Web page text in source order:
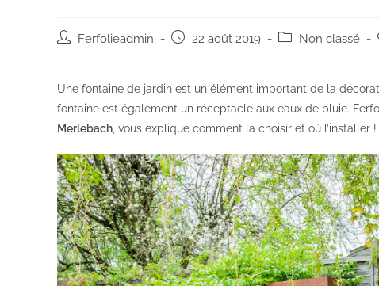
Auteur/autrice
publication :
Ferfolieadmin
Post22 août 2019
PostNon classé
Une fontaine de jardin est un élément important de la
fontaine est également un réceptacle aux eaux de pluie.
Merlebach, vous explique comment la choisir et où l’installer !